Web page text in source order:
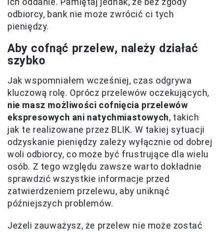
odbiorcy, bank nie może zwrócić ci tych
pieniędzy.
Aby cofnąć przelew, należy działać
szybko
Jak wspomniałem wcześniej, czas odgrywa
kluczową rolę. Oprócz przelewów oczekujących,
nie masz możliwości cofnięcia przelewów
ekspresowych ani natychmiastowych, takich
jak te realizowane przez BLIK. W takiej sytuacji
odzyskanie pieniędzy zależy wyłącznie od dobrej
woli odbiorcy, co może być frustrujące dla wielu
osób. Z tego względu zawsze warto dokładnie
sprawdzić wszystkie informacje przed
zatwierdzeniem przelewu, aby uniknąć
późniejszych problemów.
Jeżeli zauważysz, że przelew nie może zostać